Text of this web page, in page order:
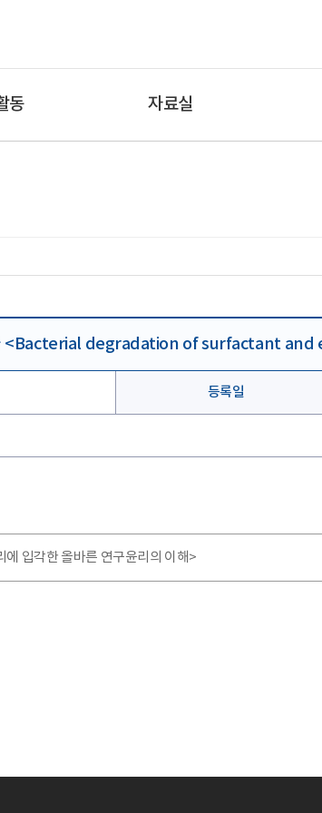
동 자료실
<Bacterial degradation of surfactant
등록일
입각한 올바른 연구윤리의 이해>